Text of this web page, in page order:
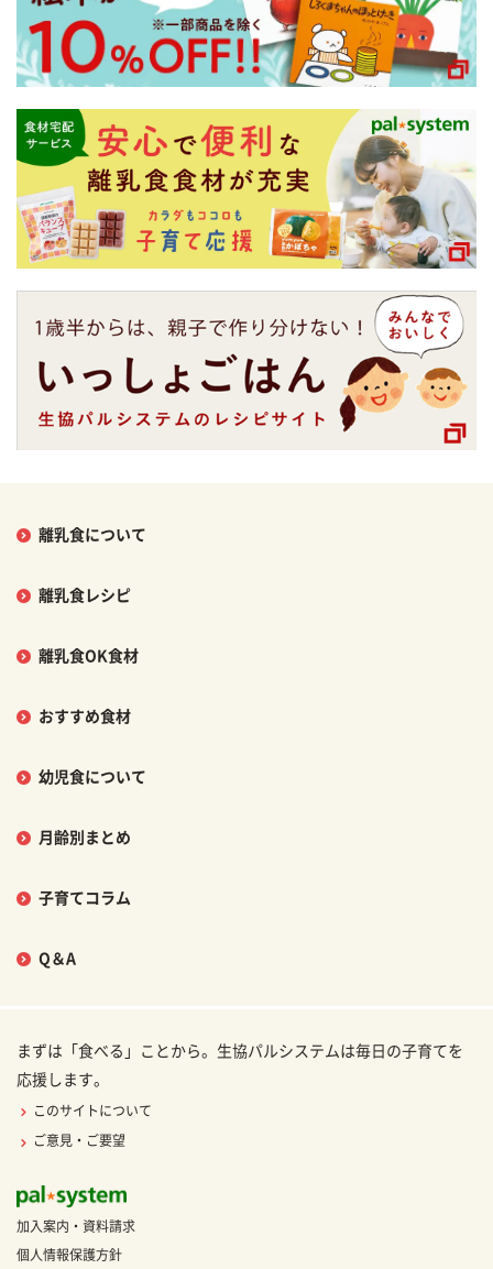
離乳食について
離乳食レシピ
離乳食OK食材
おすすめ食材
幼児食について
月齢別まとめ
子育てコラム
Q＆A
まずは「食べる」ことから。生協パルシステムは毎日の子育てを
応援します。
このサイトについて
ご意見・ご要望
加入案内・資料請求
個人情報保護方針